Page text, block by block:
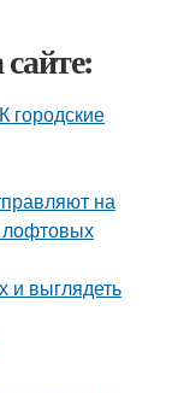
городские
на
лофтовых
и выглядеть